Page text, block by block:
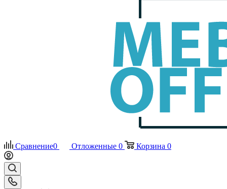
Сравнение0 Отложенные 0 Корзина 0